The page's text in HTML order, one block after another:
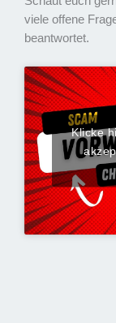
viele offene
beantwortet.
Klicke